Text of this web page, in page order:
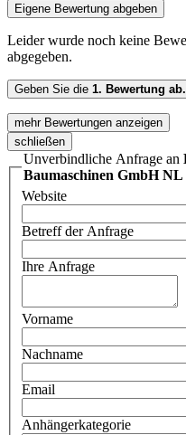
Eigene Bewertung abgeben
Leider wurde noch keine
abgegeben.
Geben Sie die 1. Bewertung ab.
mehr Bewertungen anzeigen
schließen
Unverbindliche Anfrage an
Baumaschinen GmbH
Website
Betreff der Anfrage
Ihre Anfrage
Vorname
Nachname
Email
Anhängerkategorie